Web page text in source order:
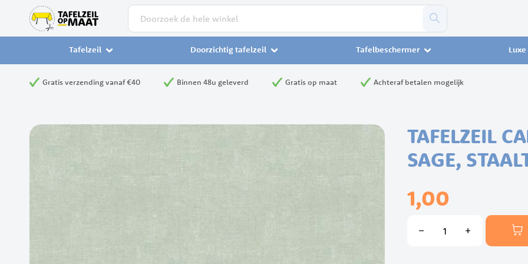
Zoek
Tafelzeil Doorzichtig tafelzeil Tafelbeschermer
Gratis verzending vanaf €40 Binnen 48u geleverd Gratis op maat Achteraf betalen mogelijk
Ga
TAFELZEIL
SAGE,
1,00